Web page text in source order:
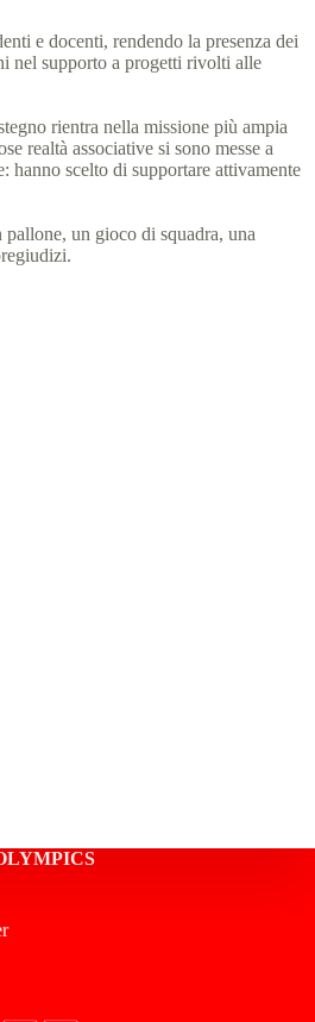
e docenti, rendendo la presenza dei
nel supporto a progetti rivolti alle
rientra nella missione più ampia
realtà associative si sono messe a
hanno scelto di supportare attivamente
un gioco di squadra, una